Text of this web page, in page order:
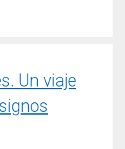
Un viaje